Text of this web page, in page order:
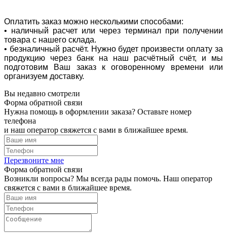
Оплатить заказ можно несколькими способами:
• наличный расчет или через терминал при получении
товара с нашего склада.
• безналичный расчёт. Нужно будет произвести оплату за
продукцию через банк на наш расчётный счёт, и мы
подготовим Ваш заказ к оговоренному времени или
организуем доставку.
Вы недавно смотрели
Форма обратной связи
Нужна помощь в оформлении заказа? Оставьте номер
телефона
и наш оператор свяжется с вами в ближайшее время.
Перезвоните мне
Форма обратной связи
Возникли вопросы? Мы всегда рады помочь. Наш оператор
свяжется с вами в ближайшее время.